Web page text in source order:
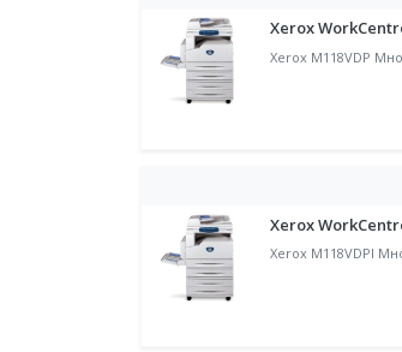
Xerox
Xerox M118VDP
Xerox
Xerox M118VDPI